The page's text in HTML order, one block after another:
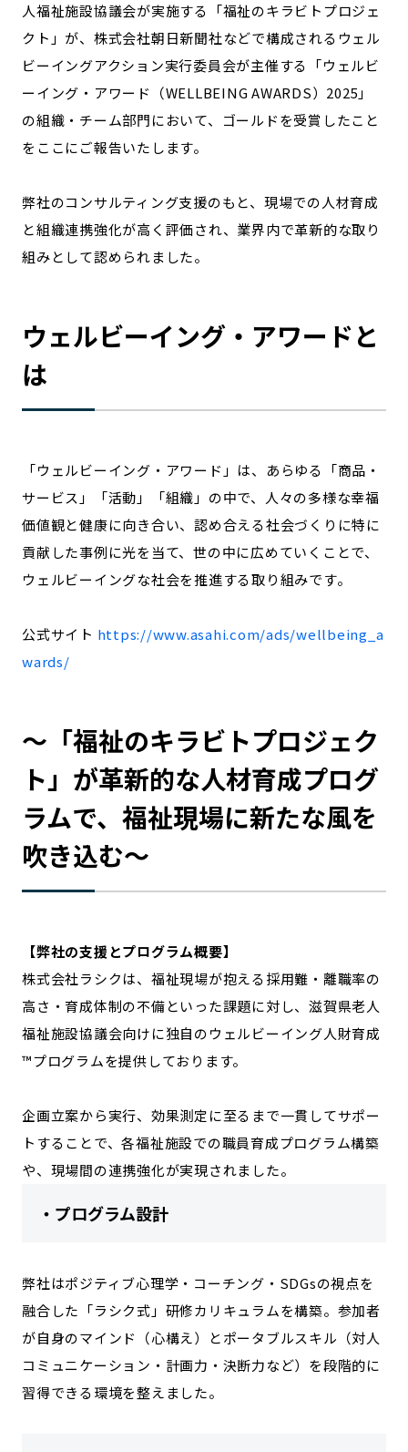
MILCプロジェクト
選出企業特別対談
Localist
SDGsの先駆者
イベント
飲食店
地域豆知識
ニッポンの百選大全集
Sporkle
「人」から探す
記事ライター
人福祉施設協議会が実施する「福祉のキラビトプロジェ
クト」が、株式会社朝日新聞社などで構成されるウェル
ビーイングアクション実行委員会が主催する「ウェルビ
ーイング・アワード（WELLBEING AWARDS）2025」
の組織・チーム部門において、ゴールドを受賞したこと
をここにご報告いたします。
弊社のコンサルティング支援のもと、現場での人材育成
と組織連携強化が高く評価され、業界内で革新的な取り
組みとして認められました。
ウェルビーイング・アワードと
は
「ウェルビーイング・アワード」は、あらゆる「商品・
サービス」「活動」「組織」の中で、人々の多様な幸福
価値観と健康に向き合い、認め合える社会づくりに特に
貢献した事例に光を当て、世の中に広めていくことで、
ウェルビーイングな社会を推進する取り組みです。
公式サイト https://www.asahi.com/ads/wellbeing_a
wards/
～「福祉のキラビトプロジェク
ト」が革新的な人材育成プログ
ラムで、福祉現場に新たな風を
吹き込む～
【弊社の支援とプログラム概要】
株式会社ラシクは、福祉現場が抱える採用難・離職率の
高さ・育成体制の不備といった課題に対し、滋賀県老人
福祉施設協議会向けに独自のウェルビーイング人財育成
™プログラムを提供しております。
企画立案から実行、効果測定に至るまで一貫してサポー
トすることで、各福祉施設での職員育成プログラム構築
や、現場間の連携強化が実現されました。
・プログラム設計
弊社はポジティブ心理学・コーチング・SDGsの視点を
融合した「ラシク式」研修カリキュラムを構築。参加者
が自身のマインド（心構え）とポータブルスキル（対人
コミュニケーション・計画力・決断力など）を段階的に
習得できる環境を整えました。